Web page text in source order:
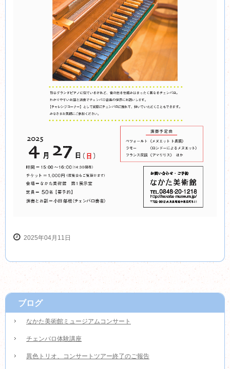
2025年04月11日
ブログ
なかた美術館ミュージアムコンサート
チェンバロ体験講座
異色トリオ、コンサートツアー終了のご報告